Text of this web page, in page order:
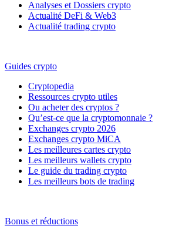
Analyses et Dossiers crypto
Actualité DeFi & Web3
Actualité trading crypto
Guides crypto
Cryptopedia
Ressources crypto utiles
Ou acheter des cryptos ?
Qu’est-ce que la cryptomonnaie ?
Exchanges crypto 2026
Exchanges crypto MiCA
Les meilleures cartes crypto
Les meilleurs wallets crypto
Le guide du trading crypto
Les meilleurs bots de trading
Bonus et réductions